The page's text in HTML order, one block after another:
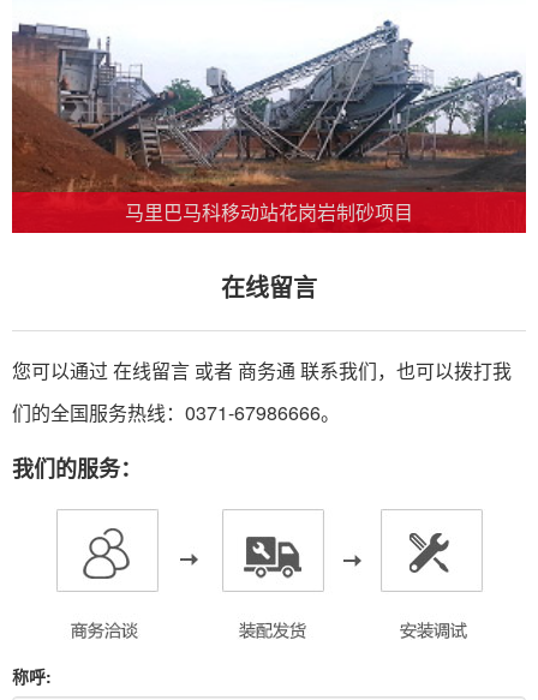
马里巴马科移动站花岗岩制砂项目
在线留言
您可以通过 在线留言 或者 商务通联系我们，也可以拨打我
们的全国服务热线：0371-67986666。
我们的服务：
称呼: